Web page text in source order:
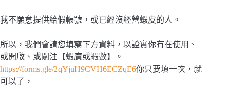
我不願意提供給假帳號，或已經沒經營蝦皮的人。
所以，我們會請您填寫下方資料，以證實你有在使用、
或開啟、或關注【蝦廣或蝦數】。
https://forms.gle/2qYjuH9CVH6ECZqE6你只要填一次，就
可以了，